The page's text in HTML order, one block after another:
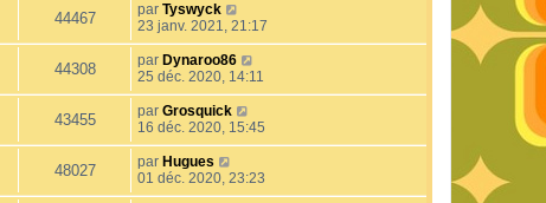
44467 par Tyswyck
23 janv. 2021, 21:17
44308 par Dynaroo86
25 déc. 2020, 14:11
43455 par Grosquick
16 déc. 2020, 15:45
48027 par Hugues
01 déc. 2020, 23:23